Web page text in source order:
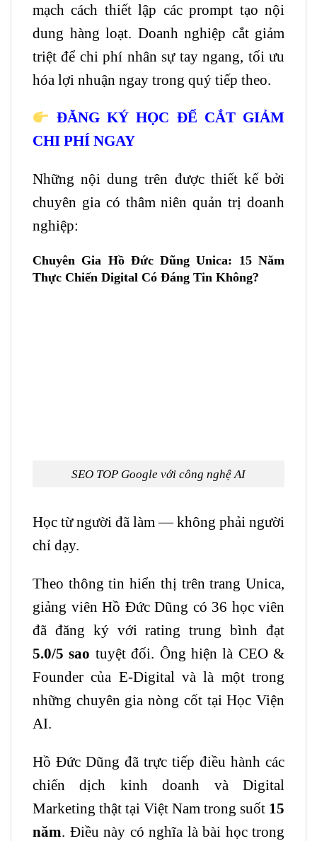
mạch cách thiết lập các prompt tạo nội
dung hàng loạt. Doanh nghiệp cắt giảm
triệt để chi phí nhân sự tay ngang, tối ưu
hóa lợi nhuận ngay trong quý tiếp theo.
ĐĂNG KÝ HỌC ĐỂ CẮT GIẢM
CHI PHÍ NGAY
Những nội dung trên được thiết kế bởi
chuyên gia có thâm niên quản trị doanh
nghiệp:
Chuyên Gia Hồ Đức Dũng Unica: 15 Năm
Thực Chiến Digital Có Đáng Tin Không?
SEO TOP Google với công nghệ AI
Học từ người đã làm — không phải người
chỉ dạy.
Theo thông tin hiển thị trên trang Unica,
giảng viên Hồ Đức Dũng có 36 học viên
đã đăng ký với rating trung bình đạt
5.0/5 sao tuyệt đối. Ông hiện là CEO &
Founder của E-Digital và là một trong
những chuyên gia nòng cốt tại Học Viện
AI.
Hồ Đức Dũng đã trực tiếp điều hành các
chiến dịch kinh doanh và Digital
Marketing thật tại Việt Nam trong suốt 15
năm. Điều này có nghĩa là bài học trong